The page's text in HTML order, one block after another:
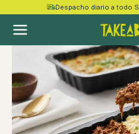
Despacho diario a todo